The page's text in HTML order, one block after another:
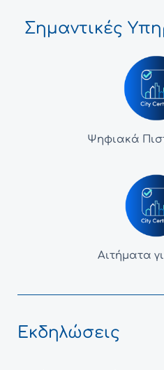
Σημαντικές
Ψηφιακά
Αιτήματα
Εκδηλώσεις